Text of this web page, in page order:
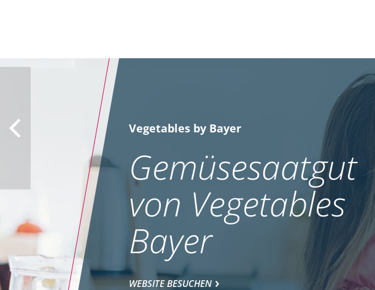
Vegetables by Bayer
Gemüsesaatgut
von Vegetables
Bayer
WEBSITE BESUCHEN